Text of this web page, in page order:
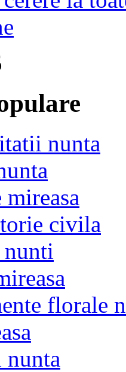
nunta
civila
nunti
florale
nunta